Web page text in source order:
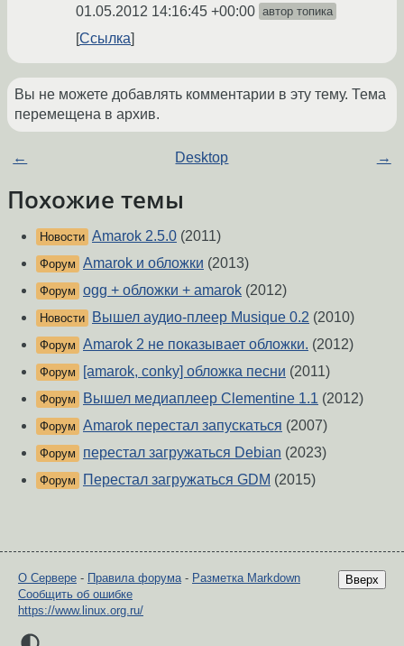
01.05.2012 14:16:45 +00:00 автор топика
Ссылка
Вы не можете добавлять комментарии в эту тему. Тема
перемещена в архив.
← Desktop →
Похожие темы
Новости Amarok 2.5.0 (2011)
Форум Amarok и обложки (2013)
Форум ogg + обложки + amarok (2012)
Новости Вышел аудио-плеер Musique 0.2 (2010)
Форум Amarok 2 не показывает обложки. (2012)
Форум [amarok, conky] обложка песни (2011)
Форум Вышел медиаплеер Clementine 1.1 (2012)
Форум Amarok перестал запускаться (2007)
Форум перестал загружаться Debian (2023)
Форум Перестал загружаться GDM (2015)
Вверх
О Сервере - Правила форума- Разметка Markdown
Сообщить об ошибке
https://www.linux.org.ru/